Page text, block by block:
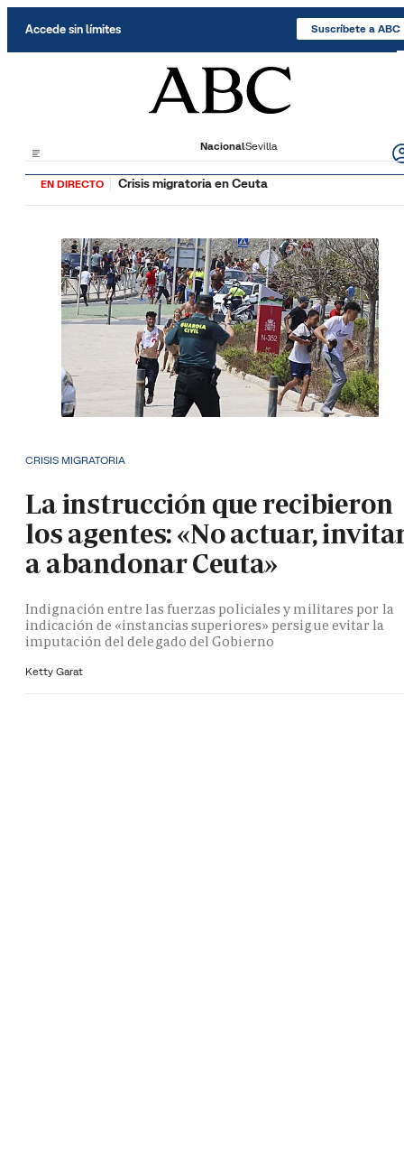
Accede sin límites Suscríbete a ABC
NacionalSevilla
EN DIRECTO Crisis migratoria en Ceuta
CRISIS MIGRATORIA
La instrucción que recibieron
los agentes: «No actuar,
a abandonar Ceuta»
Indignación entre las fuerzas policiales y militares por la
indicación de «instancias superiores» persigue evitar la
imputación del delegado del Gobierno
Ketty Garat